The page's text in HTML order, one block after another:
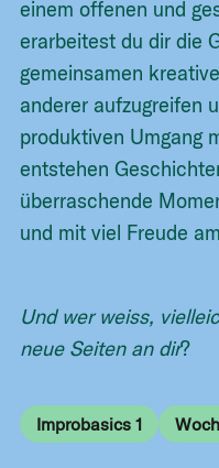
einem offenen und
erarbeitest du dir die
gemeinsamen
anderer aufzugreifen
produktiven Umgang
entstehen
überraschende
und mit viel Freude
Und wer weiss,
neue Seiten an dir?
Improbasics 1